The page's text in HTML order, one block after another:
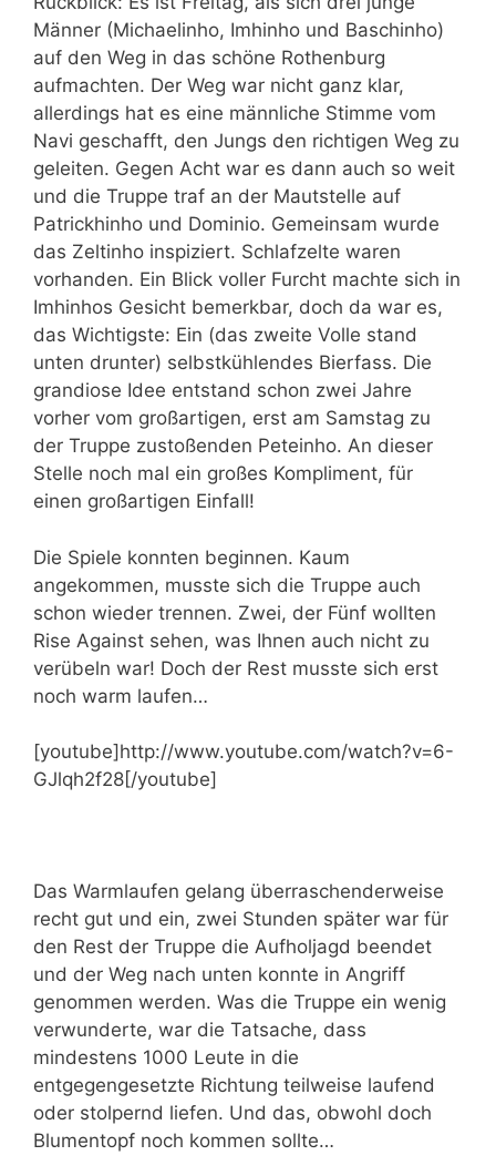
Männer (Michaelinho, Imhinho und Baschinho)
auf den Weg in das schöne Rothenburg
aufmachten. Der Weg war nicht ganz klar,
allerdings hat es eine männliche Stimme vom
Navi geschafft, den Jungs den richtigen Weg zu
geleiten. Gegen Acht war es dann auch so weit
und die Truppe traf an der Mautstelle auf
Patrickhinho und Dominio. Gemeinsam wurde
das Zeltinho inspiziert. Schlafzelte waren
vorhanden. Ein Blick voller Furcht machte sich in
Imhinhos Gesicht bemerkbar, doch da war es,
das Wichtigste: Ein (das zweite Volle stand
unten drunter) selbstkühlendes Bierfass. Die
grandiose Idee entstand schon zwei Jahre
vorher vom großartigen, erst am Samstag zu
der Truppe zustoßenden Peteinho. An dieser
Stelle noch mal ein großes Kompliment, für
einen großartigen Einfall!
Die Spiele konnten beginnen. Kaum
angekommen, musste sich die Truppe auch
schon wieder trennen. Zwei, der Fünf wollten
Rise Against sehen, was Ihnen auch nicht zu
verübeln war! Doch der Rest musste sich erst
noch warm laufen…
[youtube]http://www.youtube.com/watch?v=6-
GJlqh2f28[/youtube]
Das Warmlaufen gelang überraschenderweise
recht gut und ein, zwei Stunden später war für
den Rest der Truppe die Aufholjagd beendet
und der Weg nach unten konnte in Angriff
genommen werden. Was die Truppe ein wenig
verwunderte, war die Tatsache, dass
mindestens 1000 Leute in die
entgegengesetzte Richtung teilweise laufend
oder stolpernd liefen. Und das, obwohl doch
Blumentopf noch kommen sollte…